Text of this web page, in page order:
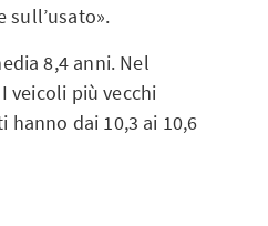
8,4 anni. Nel
veicoli più vecchi
hanno dai 10,3 ai 10,6